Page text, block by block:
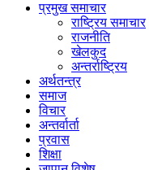
प्रमुख समाचार
राष्ट्रिय समाचार
राजनीति
खेलकुद
अन्तर्राष्ट्रिय
अर्थतन्त्र
समाज
विचार
अन्तर्वार्ता
प्रवास
शिक्षा